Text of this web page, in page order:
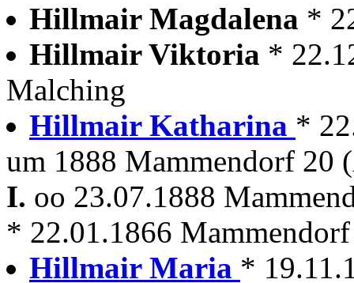
Hillmair Magdalena *
Hillmair Viktoria *
Malching
Hillmair Katharina *
um 1888 Mammendorf 20
I. oo 23.07.1888
* 22.01.1866 Mammendorf
Hillmair Maria *